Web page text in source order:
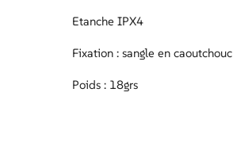
Etanche IPX4
Fixation : sangle en caoutchouc
Poids : 18grs